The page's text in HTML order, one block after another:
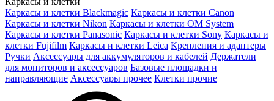
Каркасы и клетки Blackmagic Каркасы и клетки Canon
Каркасы и клетки Nikon Каркасы и клетки OM System
Каркасы и клетки Panasonic Каркасы и клетки Sony Каркасы и
клетки Fujifilm Каркасы и клетки Leica Крепления и адаптеры
Ручки Аксессуары для аккумуляторов и кабелей Держатели
для мониторов и аксессуаров Базовые площадки и
направляющие Аксессуары прочее Клетки прочие